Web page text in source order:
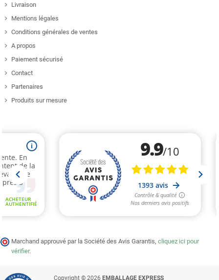
Livraison
Mentions légales
Conditions générales de ventes
A propos
Paiement sécurisé
Contact
Partenaires
Produits sur mesure
Marchand approuvé par la Société des Avis Garantis, cliquez ici pour
vérifier.
Copyright © 2026 EMBALLAGE EXPRESS